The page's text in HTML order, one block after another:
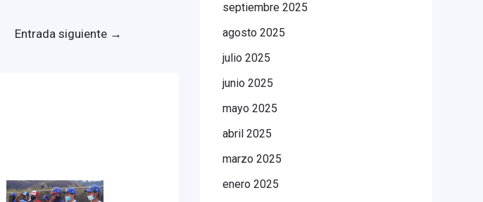
Entrada siguiente →
septiembre 2025
agosto 2025
julio 2025
junio 2025
mayo 2025
abril 2025
marzo 2025
enero 2025